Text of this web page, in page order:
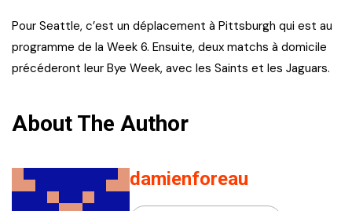
Pour Seattle, c’est un déplacement à Pittsburgh qui est au
programme de la Week 6. Ensuite, deux matchs à domicile
précéderont leur Bye Week, avec les Saints et les Jaguars.
About The Author
damienforeau